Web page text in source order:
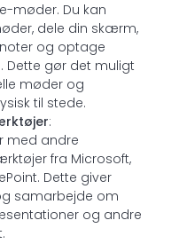
møder. Du kan
dele din skærm,
og optage
Dette gør det muligt
møder og
til stede.
:
med andre
fra Microsoft,
Dette giver
samarbejde om
og andre